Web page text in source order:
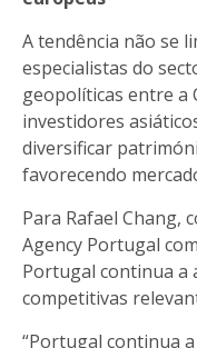
A tendência não se
especialistas do
geopolíticas entre a
investidores
diversificar
favorecendo
Para Rafael Chang,
Agency Portugal
Portugal continua a
competitivas
“Portugal continua